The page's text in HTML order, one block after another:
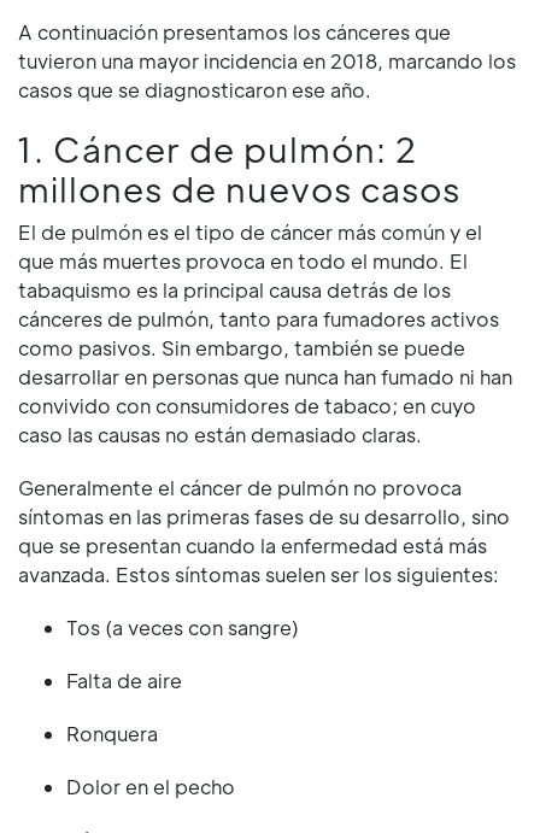
A continuación presentamos los cánceres que
tuvieron una mayor incidencia en 2018, marcando los
casos que se diagnosticaron ese año.
1. Cáncer de pulmón: 2
millones de nuevos casos
El de pulmón es el tipo de cáncer más común y el
que más muertes provoca en todo el mundo. El
tabaquismo es la principal causa detrás de los
cánceres de pulmón, tanto para fumadores activos
como pasivos. Sin embargo, también se puede
desarrollar en personas que nunca han fumado ni han
convivido con consumidores de tabaco; en cuyo
caso las causas no están demasiado claras.
Generalmente el cáncer de pulmón no provoca
síntomas en las primeras fases de su desarrollo, sino
que se presentan cuando la enfermedad está más
avanzada. Estos síntomas suelen ser los siguientes:
Tos (a veces con sangre)
Falta de aire
Ronquera
Dolor en el pecho